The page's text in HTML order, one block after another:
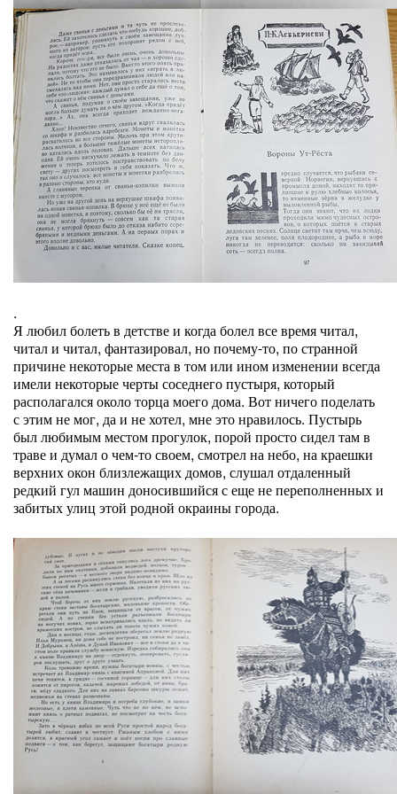
.
Я любил болеть в детстве и когда болел все время читал,
читал и читал, фантазировал, но почему-то, по странной
причине некоторые места в том или ином изменении всегда
имели некоторые черты соседнего пустыря, который
располагался около торца моего дома. Вот ничего поделать
с этим не мог, да и не хотел, мне это нравилось. Пустырь
был любимым местом прогулок, порой просто сидел там в
траве и думал о чем-то своем, смотрел на небо, на краешки
верхних окон близлежащих домов, слушал отдаленный
редкий гул машин доносившийся с еще не переполненных и
забитых улиц этой родной окраины города.